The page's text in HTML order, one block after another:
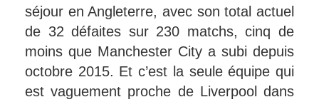
séjour en Angleterre, avec son total actuel
de 32 défaites sur 230 matchs, cinq de
moins que Manchester City a subi depuis
octobre 2015. Et c’est la seule équipe qui
est vaguement proche de Liverpool dans